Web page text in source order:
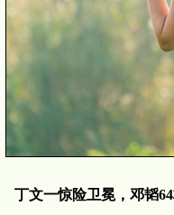
丁文一惊险卫冕，邓韬